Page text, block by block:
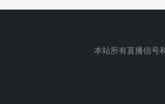
本站所有直播信号